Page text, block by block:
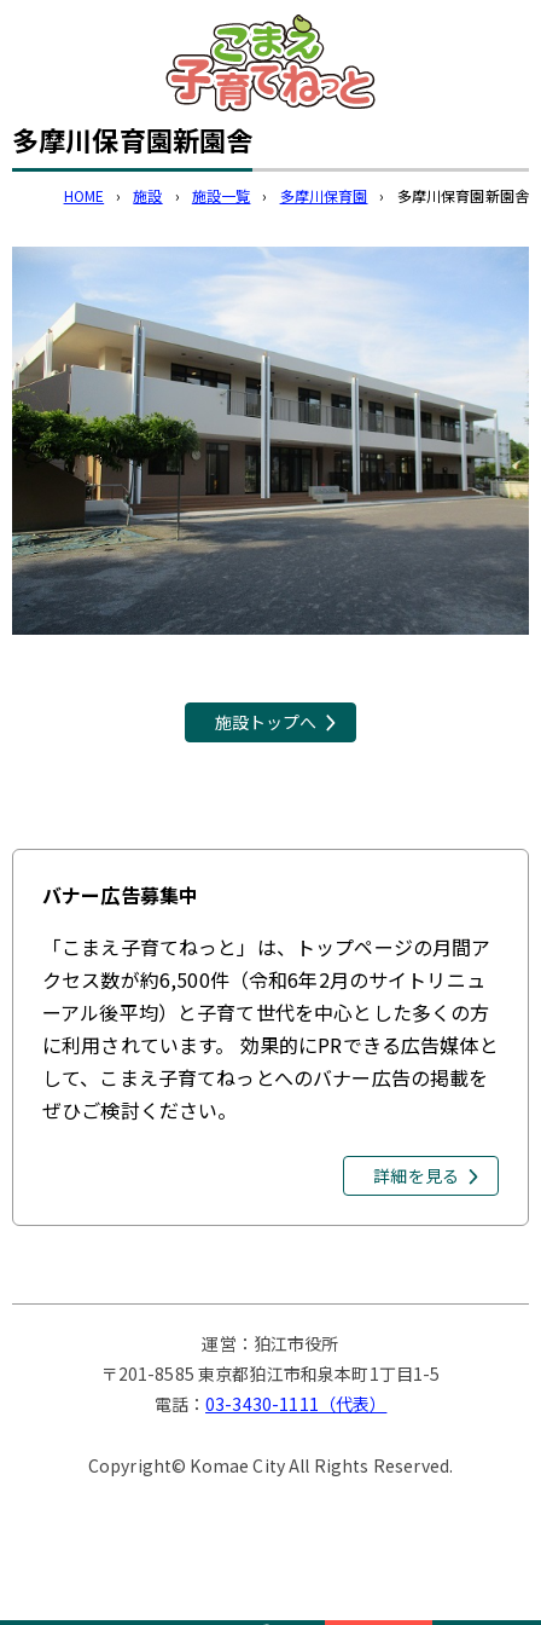
このページの本文へ
多摩川保育園新園舎
HOME › 施設 › 施設一覧 › 多摩川保育園 › 多摩川保育園新園舎
施設トップへ
バナー広告募集中
「こまえ子育てねっと」は、トップページの月間ア
クセス数が約6,500件（令和6年2月のサイトリニュ
ーアル後平均）と子育て世代を中心とした多くの方
に利用されています。 効果的にPRできる広告媒体と
して、こまえ子育てねっとへのバナー広告の掲載を
ぜひご検討ください。
詳細を見る
運営：狛江市役所
〒201-8585 東京都狛江市和泉本町1丁目1-5
電話：03-3430-1111（代表）
Copyright© Komae City All Rights Reserved.